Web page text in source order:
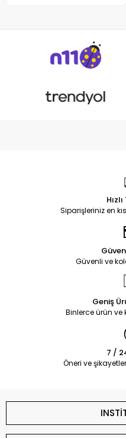
Siparişleriniz en
Güvenli ve
Geniş
Binlerce ürün
7 /
Öneri ve